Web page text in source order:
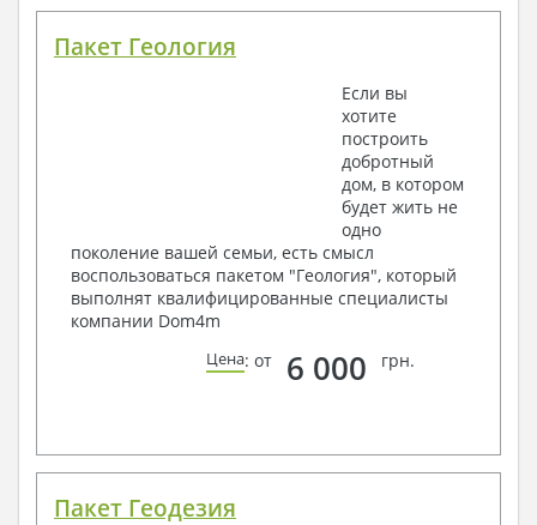
Пакет Геология
Если вы
хотите
построить
добротный
дом, в котором
будет жить не
одно
поколение вашей семьи, есть смысл
воспользоваться пакетом "Геология", который
выполнят квалифицированные специалисты
компании Dom4m
Цена: от 6 000 грн.
Пакет Геодезия